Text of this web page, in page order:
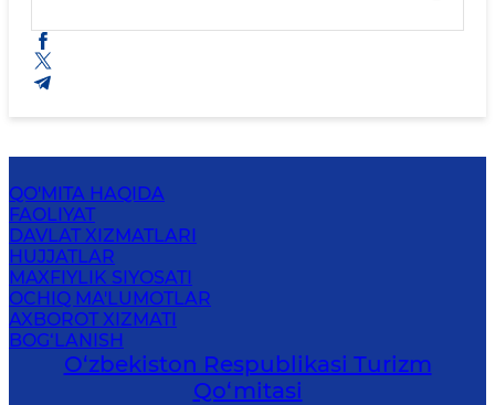
QO'MITA HAQIDA
FAOLIYAT
DAVLAT XIZMATLARI
HUJJATLAR
MAXFIYLIK SIYOSATI
OCHIQ MA'LUMOTLAR
AXBOROT XIZMATI
BOG‘LANISH
O‘zbekiston Respublikasi Turizm
Qo‘mitasi